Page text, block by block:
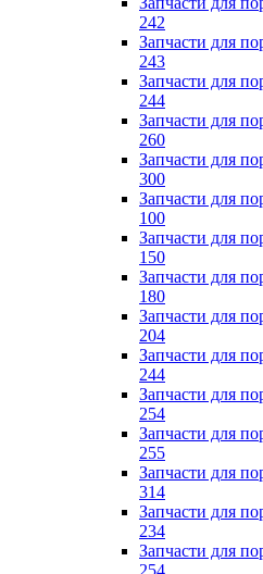
242
Запчасти для
243
Запчасти для
244
Запчасти для
260
Запчасти для
300
Запчасти для
100
Запчасти для
150
Запчасти для
180
Запчасти для
204
Запчасти для
244
Запчасти для
254
Запчасти для
255
Запчасти для
314
Запчасти для
234
Запчасти для
254